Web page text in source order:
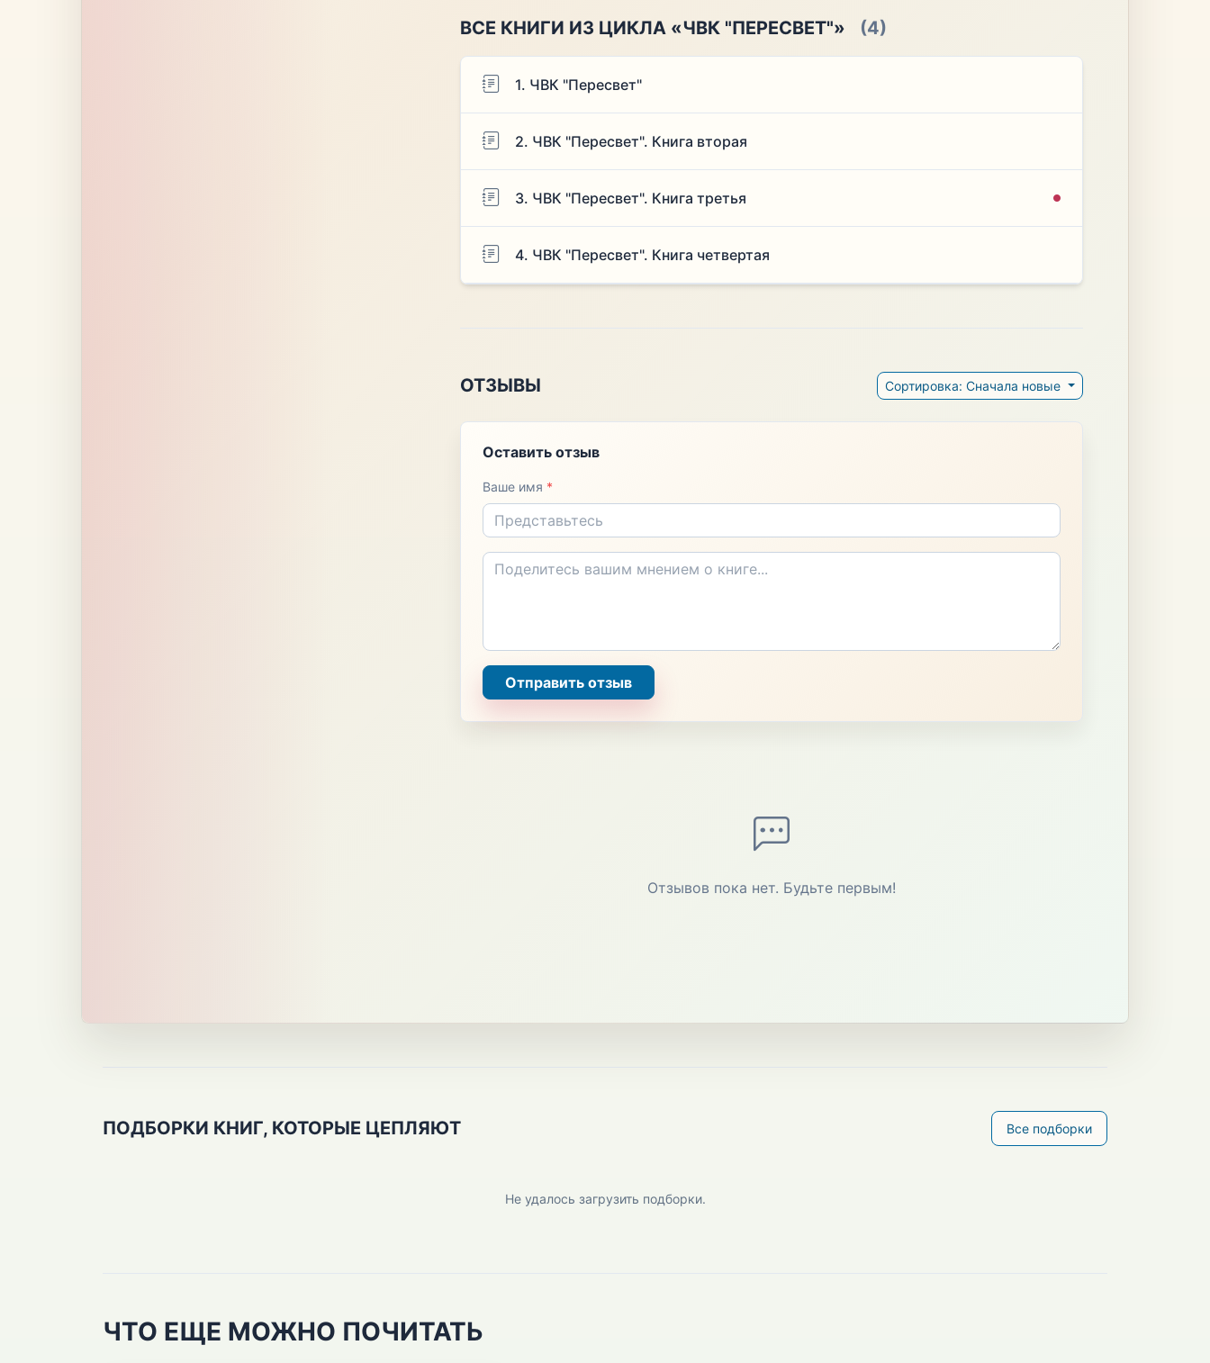
ВСЕ КНИГИ ИЗ ЦИКЛА «ЧВК "ПЕРЕСВЕТ"» (4)
1. ЧВК "Пересвет"
2. ЧВК "Пересвет". Книга вторая
3. ЧВК "Пересвет". Книга третья
4. ЧВК "Пересвет". Книга четвертая
ОТЗЫВЫ Сортировка: Сначала новые
Оставить отзыв
Ваше имя *
Отправить отзыв
Отзывов пока нет. Будьте первым!
ПОДБОРКИ КНИГ, КОТОРЫЕ ЦЕПЛЯЮТ Все подборки
Не удалось загрузить подборки.
ЧТО ЕЩЕ МОЖНО ПОЧИТАТЬ